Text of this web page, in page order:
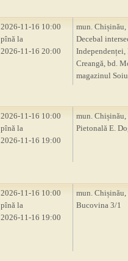
2026-11-16 10:00
pînă la
2026-11-16 20:00
mun. Chișinău,
Decebal
Independenței,
Creangă, bd.
magazinul
2026-11-16 10:00
pînă la
2026-11-16 19:00
mun. Chișinău,
Pietonală E.
2026-11-16 10:00
pînă la
2026-11-16 19:00
mun. Chișinău,
Bucovina 3/1